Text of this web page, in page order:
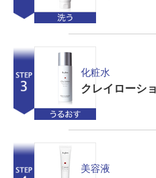
化粧水
クレイローシ
美容液